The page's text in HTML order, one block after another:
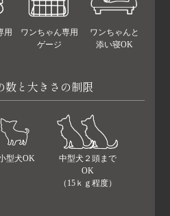
用
ワンちゃん専用
ゲージ
ワンちゃんと
添い寝OK
数と大きさの制限
型犬OK
中型犬２頭まで
OK
（15ｋｇ程度）